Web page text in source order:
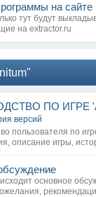
на сайте
тут будут
на extractor.ru
ПО ИГРЕ
версий
пользователя по
описание игры,
основное